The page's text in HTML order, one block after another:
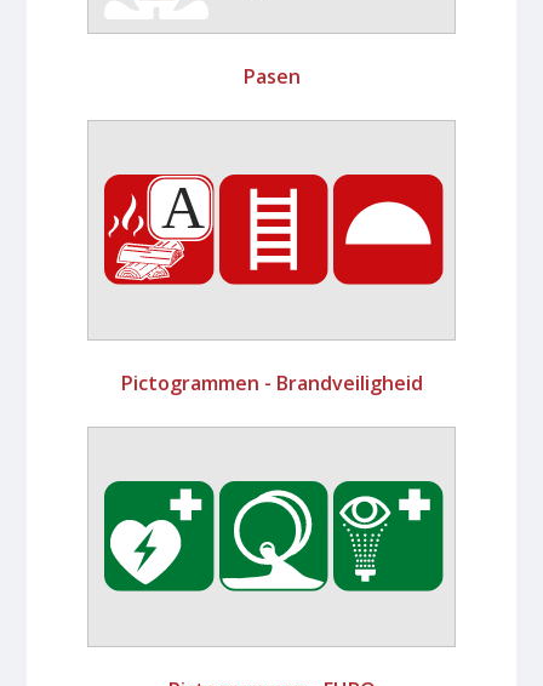
Pasen
Pictogrammen - Brandveiligheid